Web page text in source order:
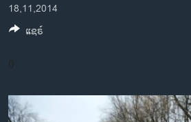
ໄປ
ຫາ
ຄົ້ນ
ການເລືອກຕັ້ງ ປະທານາທີບໍດີ ສະຫະລັດ 2024
ຂ່າວ​ຈີນ
ໂລກ
ອິດສະຫຼະພາບດ້ານການຂ່າວ
18,11,2014
0
ແຊຣ໌